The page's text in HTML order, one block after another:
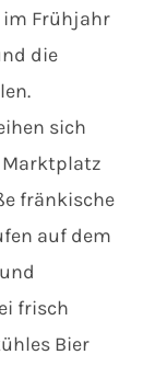
im Frühjahr
die
sich
Marktplatz
fränkische
auf dem
frisch
Bier